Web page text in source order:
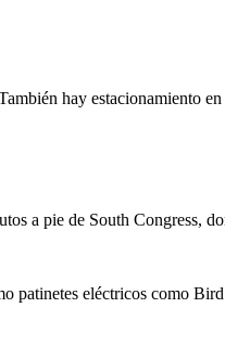
hay estacionamiento
a pie de South Congress,
patinetes eléctricos como